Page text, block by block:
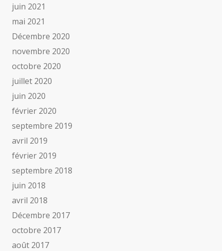
juin 2021
mai 2021
Décembre 2020
novembre 2020
octobre 2020
juillet 2020
juin 2020
février 2020
septembre 2019
avril 2019
février 2019
septembre 2018
juin 2018
avril 2018
Décembre 2017
octobre 2017
août 2017